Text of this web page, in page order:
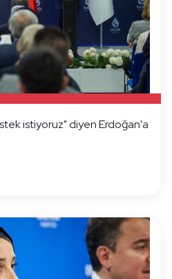
istiyoruz" diyen Erdoğan'a